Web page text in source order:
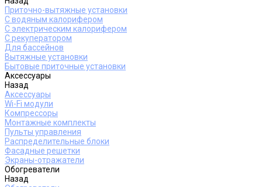
Приточно-вытяжные установки
С водяным калорифером
С электрическим калорифером
С рекуператором
Для бассейнов
Вытяжные установки
Бытовые приточные установки
Аксессуары
Назад
Аксессуары
Wi-Fi модули
Компрессоры
Монтажные комплекты
Пульты управления
Распределительные блоки
Фасадные решетки
Экраны-отражатели
Обогреватели
Назад